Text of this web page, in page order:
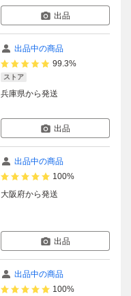
出品
出品中の商品
99.3%
ストア
兵庫県から発送
出品
出品中の商品
100%
大阪府から発送
出品
出品中の商品
100%